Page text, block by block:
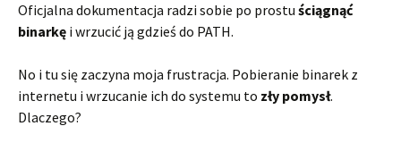
Oficjalna dokumentacja radzi sobie po prostu ściągnąć
binarkę i wrzucić ją gdzieś do PATH.
No i tu się zaczyna moja frustracja. Pobieranie binarek z
internetu i wrzucanie ich do systemu to zły pomysł.
Dlaczego?